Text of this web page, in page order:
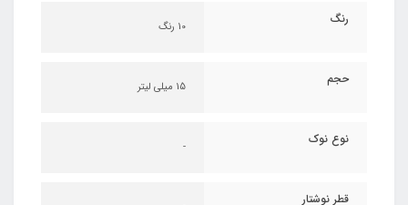
رنگ 10 رنگ
حجم 15 میلی لیتر
نوع نوک -
قطر نوشتار